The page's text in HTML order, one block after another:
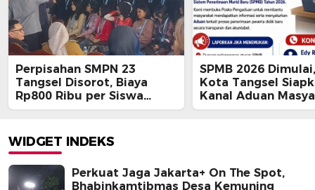
Perpisahan SMPN 23
Tangsel Disorot, Biaya
Rp800 Ribu per Siswa
Dipertanyakan
SPMB 2026
Kota Tangsel
Kanal Aduan
WIDGET INDEKS
Perkuat Jaga Jakarta+ On The Spot,
Bhabinkamtibmas Desa Kemuning